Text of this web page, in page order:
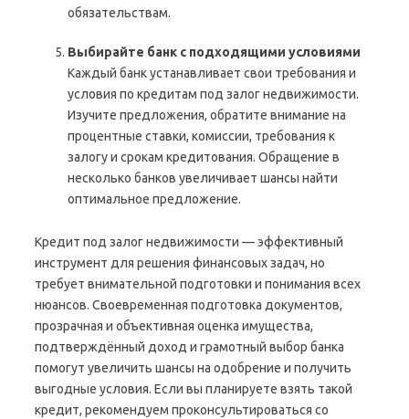
обязательствам.
Выбирайте банк с подходящими условиями
Каждый банк устанавливает свои требования и
условия по кредитам под залог недвижимости.
Изучите предложения, обратите внимание на
процентные ставки, комиссии, требования к
залогу и срокам кредитования. Обращение в
несколько банков увеличивает шансы найти
оптимальное предложение.
Кредит под залог недвижимости — эффективный
инструмент для решения финансовых задач, но
требует внимательной подготовки и понимания всех
нюансов. Своевременная подготовка документов,
прозрачная и объективная оценка имущества,
подтверждённый доход и грамотный выбор банка
помогут увеличить шансы на одобрение и получить
выгодные условия. Если вы планируете взять такой
кредит, рекомендуем проконсультироваться со